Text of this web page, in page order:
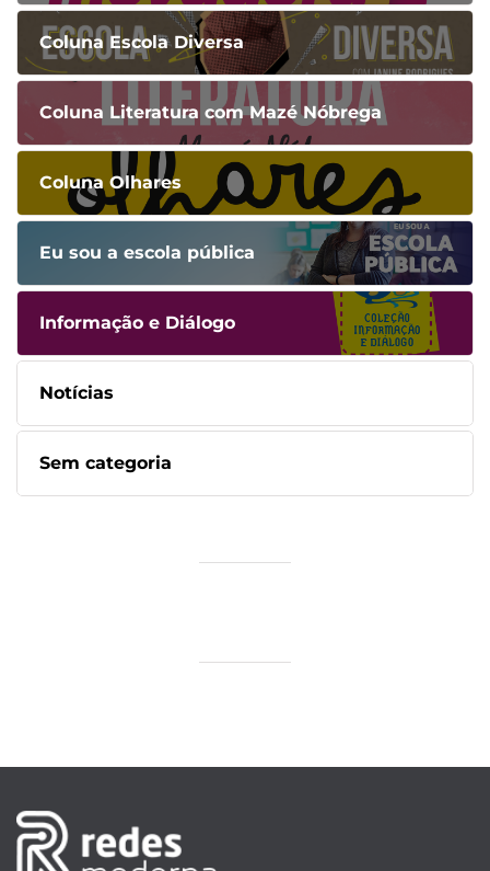
Coluna Escola Diversa
Coluna Literatura com Mazé Nóbrega
Coluna Olhares
Eu sou a escola pública
Informação e Diálogo
Notícias
Sem categoria